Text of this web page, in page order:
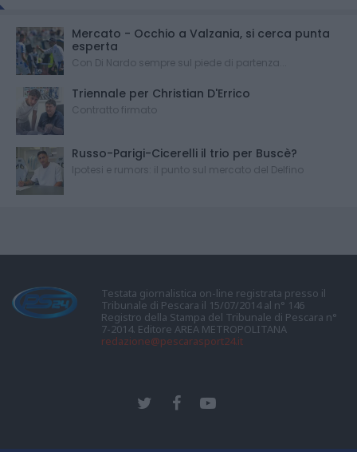
Mercato - Occhio a Valzania, si cerca punta
esperta
Con Di Nardo sempre sul piede di partenza...
Triennale per Christian D'Errico
Contratto firmato
Russo-Parigi-Cicerelli il trio per Buscè?
Ipotesi e rumors: il punto sul mercato del Delfino
Testata giornalistica on-line registrata presso il
Tribunale di Pescara il 15/07/2014 al n° 146
Registro della Stampa del Tribunale di Pescara n°
7-2014. Editore AREA METROPOLITANA
redazione@pescarasport24.it